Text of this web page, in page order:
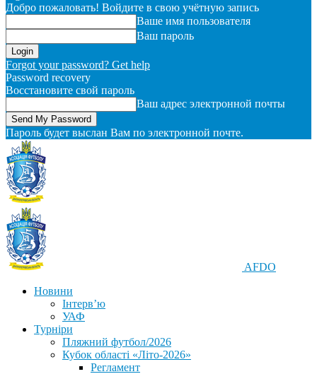
Добро пожаловать! Войдите в свою учётную запись
Ваше имя пользователя
Ваш пароль
Forgot your password? Get help
Password recovery
Восстановите свой пароль
Ваш адрес электронной почты
Пароль будет выслан Вам по электронной почте.
AFDO
Новини
Інтерв’ю
УАФ
Турніри
Пляжний футбол/2026
Кубок області «Літо-2026»
Регламент